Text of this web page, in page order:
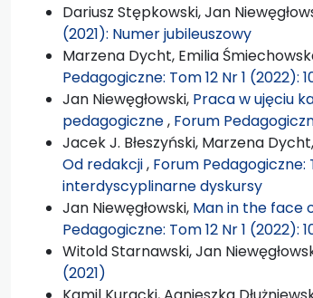
Dariusz Stępkowski, Jan
(2021): Numer jubileuszowy
Marzena Dycht, Emilia
Pedagogiczne: Tom 12 Nr 1
Jan Niewęgłowski, Praca w ujęciu
pedagogiczne, Forum
Jacek J. Błeszyński, Marzena
Od redakcji, Forum Pedagogiczne:
interdyscyplinarne dyskursy
Jan Niewęgłowski, Man in the face
Pedagogiczne: Tom 12 Nr 1
Witold Starnawski, Jan
(2021)